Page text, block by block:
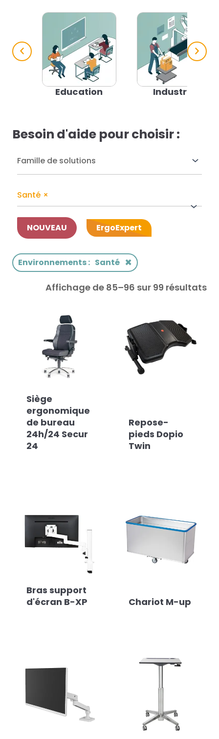
solutions...
Azergo
Education Industrie
Besoin d'aide pour choisir :
NOUVEAU
Santé ×
ErgoExpert
Environnements: Santé ×
Affichage de 85–96 sur 99 résultats
Siège
ergonomique
de bureau
24h/24 Secur
24
Repose-
pieds Dopio
Twin
Bras support
d'écran B-XP
Chariot M-up